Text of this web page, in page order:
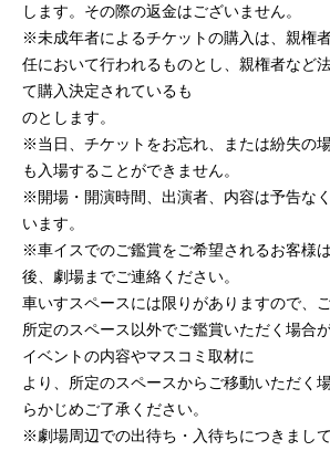
します。その際の返金はございません。
※未成年者によるチケットの購入は、親権
任において行われるものとし、親権者など
て購入決定されているも
のとします。
※当日、チケットをお忘れ、または紛失の
も入場することができません。
※開場・開演時間、出演者、内容は予告な
います。
※車イスでのご鑑賞をご希望されるお客様
後、劇場までご連絡ください。
車いすスペースには限りがありますので、
所定のスペース以外でご鑑賞いただく場合
イベントの内容やマスコミ取材に
より、所定のスペースからご移動いただく
らかじめご了承ください。
※劇場周辺での出待ち・入待ちにつきまし